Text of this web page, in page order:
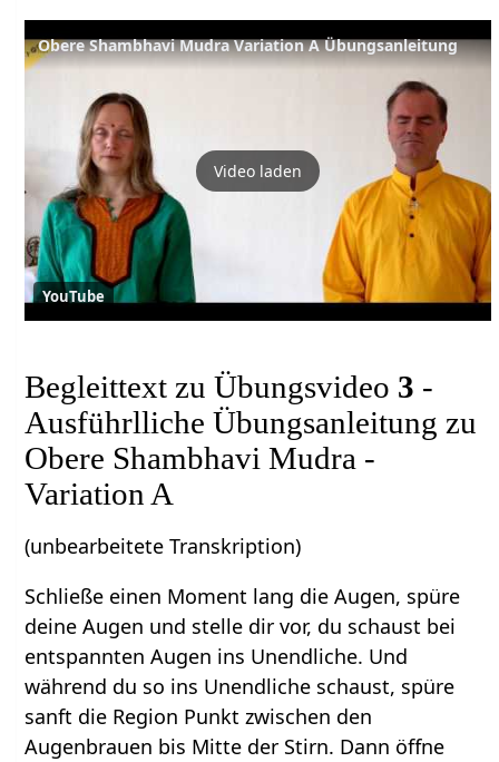
Obere Shambhavi Mudra Variation A Übungsanleitung
Video laden
YouTube
Begleittext zu Übungsvideo 3 -
Ausführlliche Übungsanleitung zu
Obere Shambhavi Mudra -
Variation A
(unbearbeitete Transkription)
Schließe einen Moment lang die Augen, spüre
deine Augen und stelle dir vor, du schaust bei
entspannten Augen ins Unendliche. Und
während du so ins Unendliche schaust, spüre
sanft die Region Punkt zwischen den
Augenbrauen bis Mitte der Stirn. Dann öffne